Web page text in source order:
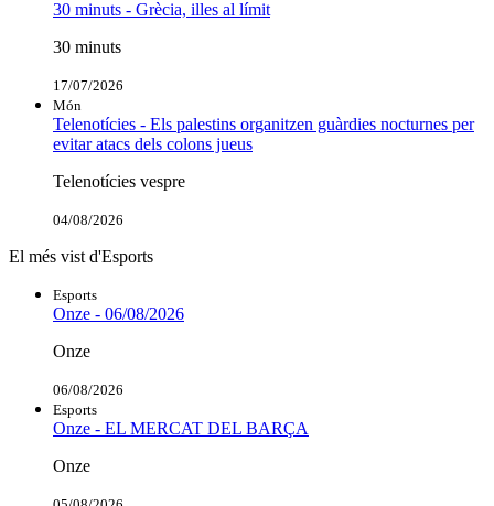
30 minuts - Grècia, illes al límit
30 minuts
17/07/2026
Món
Telenotícies - Els palestins organitzen guàrdies nocturnes per
evitar atacs dels colons jueus
Telenotícies vespre
04/08/2026
El més vist d'Esports
Esports
Onze - 06/08/2026
Onze
06/08/2026
Esports
Onze - EL MERCAT DEL BARÇA
Onze